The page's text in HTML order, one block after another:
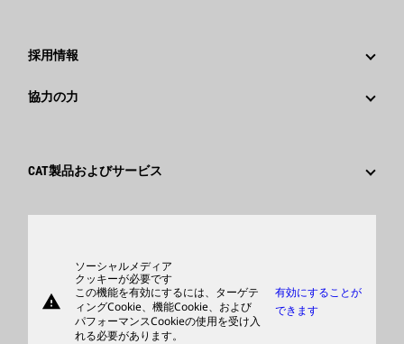
行動規範
イノベーション
メディア情報
採用情報
Caterpillar社を選ぶ理由
協力の力
サプライヤ
CAT製品およびサービス
サポート
商品
ディーラを検索する
warning
ソーシャルメディア
クッキーが必要です
この機能を有効にするには、ターゲテ
ィングCookie、機能Cookie、および
パフォーマンスCookieの使用を受け入
れる必要があります。
有効にすることが
できます